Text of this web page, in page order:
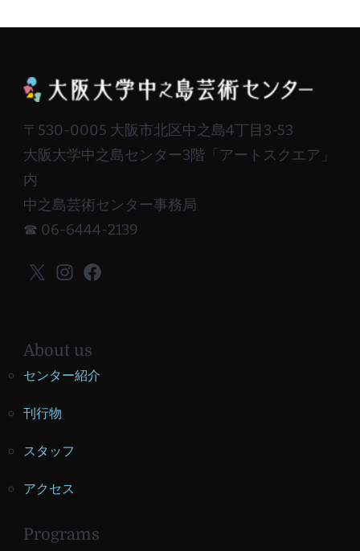
〒530-0005 大阪市北区中之島4丁目3-53
大阪大学中之島センター3階「アートスクエア」
内
中之島芸術センター事務局
☎ 06-6444-2139
X Instagram
Facebook
About us
センター紹介
刊行物
スタッフ
アクセス
Programs